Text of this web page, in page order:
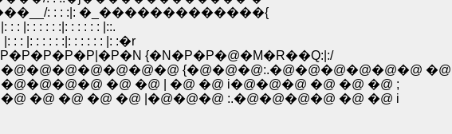
: : : :|: �_�������������{
: |: : : : : :|: : : : : : |::.
: : |: : : : : :|: : : : : : |: :�r
{�N�P�P�@�M�R��Q:|:/
{�@�@�@:.�@�@�@�@�@�@ �@ |
�@ �@ | �@ �@ i�@�@�@ �@ �@ �@ ;
�@ �@ �@ �@ |�@�@�@ :.�@�@�@�@ �@ �@ i